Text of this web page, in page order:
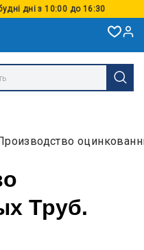
дні з 10:00 до 16:30
Труб.